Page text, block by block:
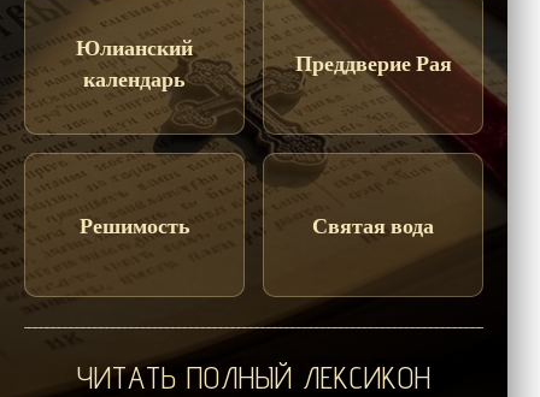
Юлианский
календарь
Преддверие Рая
Решимость Святая вода
ЧИТАТЬ ПОЛНЫЙ ЛЕКСИКОН